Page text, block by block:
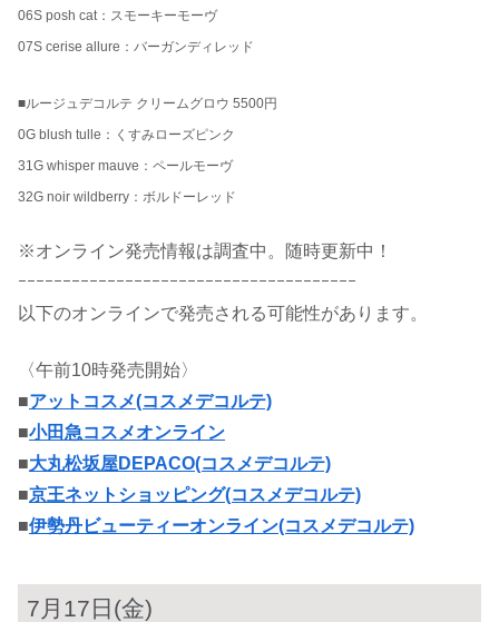
06S posh cat：スモーキーモーヴ
07S cerise allure：バーガンディレッド
■ルージュデコルテ クリームグロウ 5500円
0G blush tulle：くすみローズピンク
31G whisper mauve：ペールモーヴ
32G noir wildberry：ボルドーレッド
※オンライン発売情報は調査中。随時更新中！
ｰｰｰｰｰｰｰｰｰｰｰｰｰｰｰｰｰｰｰｰｰｰｰｰｰｰｰｰｰｰｰｰｰｰｰｰｰｰ
以下のオンラインで発売される可能性があります。
〈午前10時発売開始〉
■アットコスメ(コスメデコルテ)
■小田急コスメオンライン
■大丸松坂屋DEPACO(コスメデコルテ)
■京王ネットショッピング(コスメデコルテ)
■伊勢丹ビューティーオンライン(コスメデコルテ)
7月17日(金)